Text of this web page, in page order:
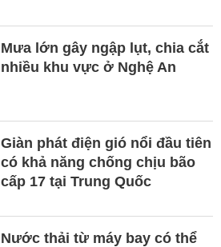
Mưa lớn gây ngập lụt, chia cắt
nhiều khu vực ở Nghệ An
Giàn phát điện gió nổi đầu tiên
có khả năng chống chịu bão
cấp 17 tại Trung Quốc
Nước thải từ máy bay có thể